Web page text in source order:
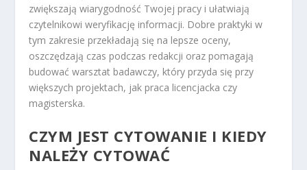
zwiększają wiarygodność Twojej pracy i ułatwiają
czytelnikowi weryfikację informacji. Dobre praktyki w
tym zakresie przekładają się na lepsze oceny,
oszczędzają czas podczas redakcji oraz pomagają
budować warsztat badawczy, który przyda się przy
większych projektach, jak praca licencjacka czy
magisterska.
CZYM JEST CYTOWANIE I KIEDY
NALEŻY CYTOWAĆ